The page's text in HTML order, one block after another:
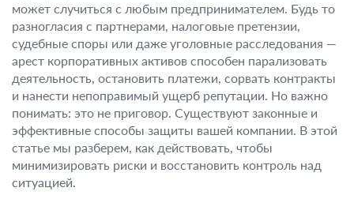
может случиться с любым предпринимателем. Будь то
разногласия с партнерами, налоговые претензии,
судебные споры или даже уголовные расследования —
арест корпоративных активов способен парализовать
деятельность, остановить платежи, сорвать контракты
и нанести непоправимый ущерб репутации. Но важно
понимать: это не приговор. Существуют законные и
эффективные способы защиты вашей компании. В этой
статье мы разберем, как действовать, чтобы
минимизировать риски и восстановить контроль над
ситуацией.